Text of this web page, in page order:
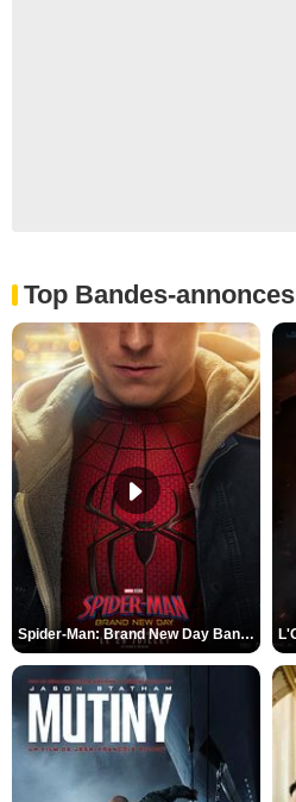
Top Bandes-annonces
Spider-Man: Brand New Day Bande-annonce VO STFR